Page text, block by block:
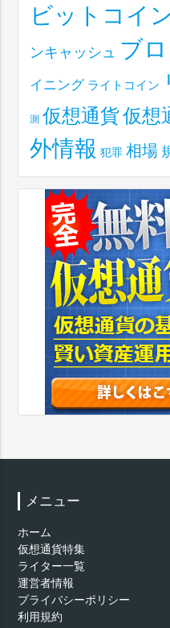
ビットコイ
ンキャッシュ ブ
イニング ライトコイン
測 仮想通貨仮想
外情報 犯罪 相場
メニュー
ホーム
仮想通貨特集
ライター一覧
運営者情報
プライバシーポリシー
利用規約